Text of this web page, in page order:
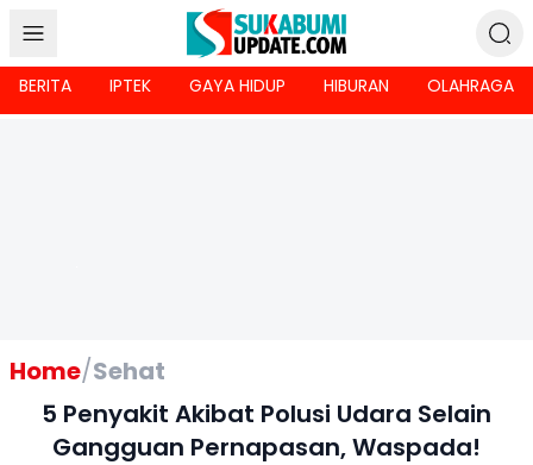
BERITA IPTEK GAYA HIDUP HIBURAN OLAHRAGA
Home/Sehat
5 Penyakit Akibat Polusi Udara Selain
Gangguan Pernapasan, Waspada!